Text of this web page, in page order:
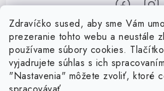
Zdravíčko sused, aby sme Vám
prezeranie tohto webu a neustále
používame súbory cookies.
vyjadrujete súhlas s ich
"Nastavenia" môžete zvoliť, ktoré
O nás